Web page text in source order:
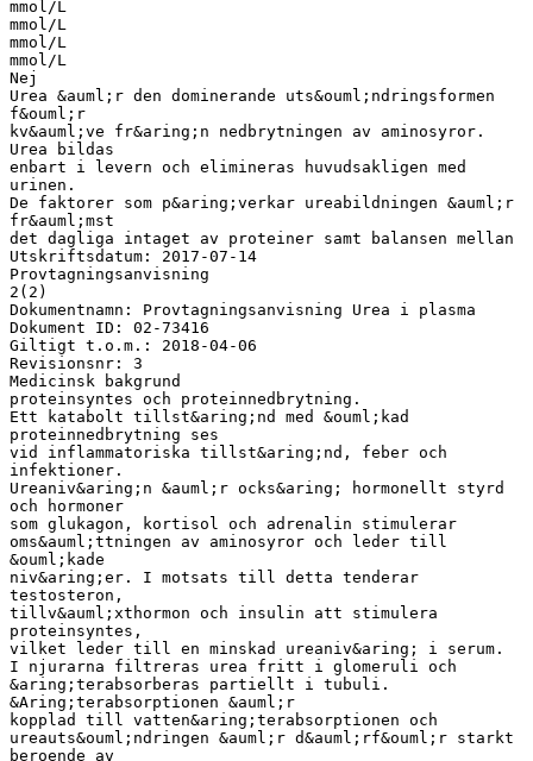
mmol/L
mmol/L
mmol/L
mmol/L
Nej
Urea &auml;r den dominerande uts&ouml;ndringsformen
f&ouml;r
kv&auml;ve fr&aring;n nedbrytningen av aminosyror.
Urea bildas
enbart i levern och elimineras huvudsakligen med
urinen.
De faktorer som p&aring;verkar ureabildningen &auml;r
fr&auml;mst
det dagliga intaget av proteiner samt balansen mellan
Utskriftsdatum: 2017-07-14
Provtagningsanvisning
2(2)
Dokumentnamn: Provtagningsanvisning Urea i plasma
Dokument ID: 02-73416
Giltigt t.o.m.: 2018-04-06
Revisionsnr: 3
Medicinsk bakgrund
proteinsyntes och proteinnedbrytning.
Ett katabolt tillst&aring;nd med &ouml;kad
proteinnedbrytning ses
vid inflammatoriska tillst&aring;nd, feber och
infektioner.
Ureaniv&aring;n &auml;r ocks&aring; hormonellt styrd
och hormoner
som glukagon, kortisol och adrenalin stimulerar
oms&auml;ttningen av aminosyror och leder till
&ouml;kade
niv&aring;er. I motsats till detta tenderar
testosteron,
tillv&auml;xthormon och insulin att stimulera
proteinsyntes,
vilket leder till en minskad ureaniv&aring; i serum.
I njurarna filtreras urea fritt i glomeruli och
&aring;terabsorberas partiellt i tubuli.
&Aring;terabsorptionen &auml;r
kopplad till vatten&aring;terabsorptionen och
ureauts&ouml;ndringen &auml;r d&auml;rf&ouml;r starkt
beroende av